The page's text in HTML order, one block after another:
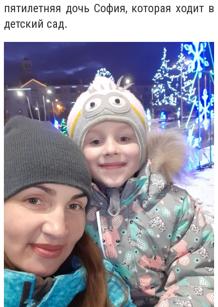
пятилетняя дочь София, которая ходит в
детский сад.